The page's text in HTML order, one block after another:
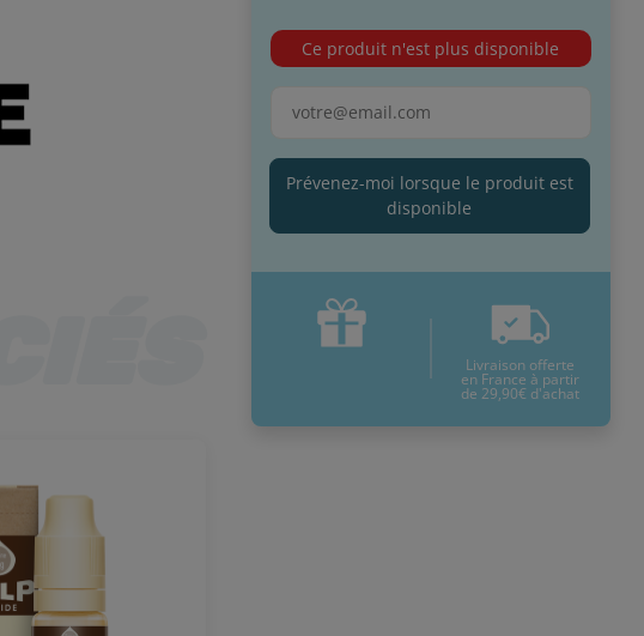
Ce produit n'est plus disponible
Prévenez-moi lorsque le produit est
disponible
Livraison offerte
en France à partir
de 29,90€ d'achat